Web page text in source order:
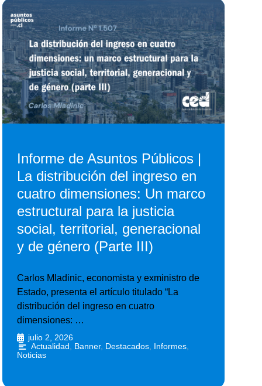
Informe de Asuntos Públicos |
La distribución del ingreso en
cuatro dimensiones: Un marco
estructural para la justicia
social, territorial, generacional
y de género (Parte III)
Carlos Mladinic, economista y exministro de
Estado, presenta el artículo titulado “La
distribución del ingreso en cuatro
dimensiones: …
julio 2, 2026
Actualidad, Banner, Destacados, Informes,
Noticias